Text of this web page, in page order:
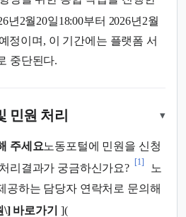
년2월20일18:00부터 2026년2월
정이며, 이 기간에는 플랫폼 서
중단된다.
민원 처리 ▾
주세요 노동포털에 민원을 신청
리결과가 궁금하신가요?
[1]
노
공하는 담당자 연락처로 문의해
바로가기 ](